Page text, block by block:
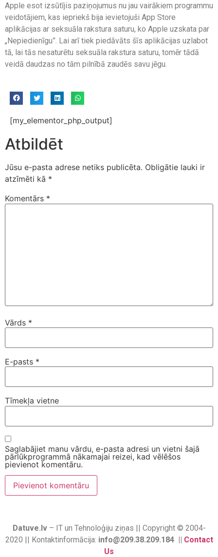
Apple esot izsūtījis paziņojumus nu jau vairākiem programmu
veidotājiem, kas iepriekš bija ievietojuši App Store
aplikācijas ar seksuāla rakstura saturu, ko Apple uzskata par
„Nepiedienīgu”. Lai arī tiek piedāvāts šīs aplikācijas uzlabot
tā, lai tās nesaturētu seksuāla rakstura saturu, tomēr tādā
veidā daudzas no tām pilnībā zaudēs savu jēgu.
[my_elementor_php_output]
Atbildēt
Jūsu e-pasta adrese netiks publicēta. Obligātie lauki ir
atzīmēti kā *
Komentārs *
Vārds *
E-pasts *
Tīmekļa vietne
Saglabājiet manu vārdu, e-pasta adresi un vietni šajā
pārlūkprogrammā nākamajai reizei, kad vēlēšos
pievienot komentāru.
Datuve.lv– IT un Tehnoloģiju ziņas || Copyright © 2004-
2020 || Kontaktinformācija: info@209.38.209.184 || Contact
Us